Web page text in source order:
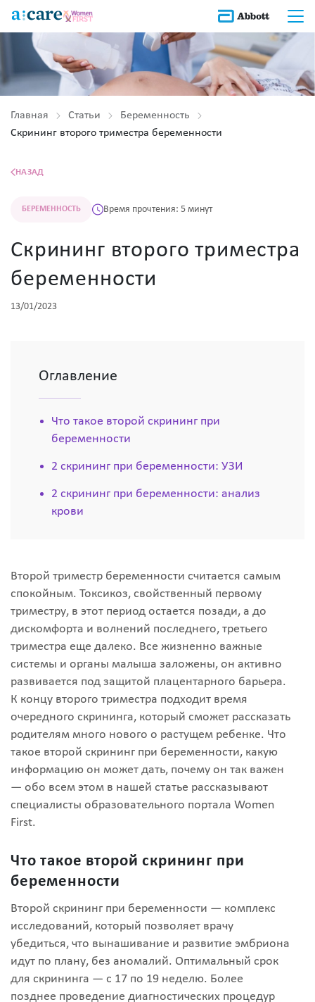
Главная Статьи
Беременность
Скрининг второго триместра беременности
НАЗАД
БЕРЕМЕННОСТЬ Время прочтения: 5 минут
Скрининг второго триместра
беременности
13/01/2023
Оглавление
Что такое второй скрининг при
беременности
2 скрининг при беременности: УЗИ
2 скрининг при беременности: анализ
крови
Второй триместр беременности считается самым
спокойным. Токсикоз, свойственный первому
триместру, в этот период остается позади, а до
дискомфорта и волнений последнего, третьего
триместра еще далеко. Все жизненно важные
системы и органы малыша заложены, он активно
развивается под защитой плацентарного барьера.
К концу второго триместра подходит время
очередного скрининга, который сможет рассказать
родителям много нового о растущем ребенке. Что
такое второй скрининг при беременности, какую
информацию он может дать, почему он так важен
— обо всем этом в нашей статье рассказывают
специалисты образовательного портала Women
First.
Что такое второй скрининг при
беременности
Второй скрининг при беременности — комплекс
исследований, который позволяет врачу
убедиться, что вынашивание и развитие эмбриона
идут по плану, без аномалий. Оптимальный срок
для скрининга — c 17 по 19 неделю. Более
позднее проведение диагностических процедур